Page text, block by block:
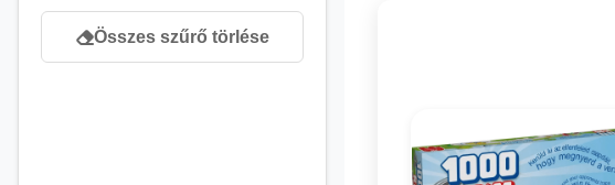
7 éves kortól 53
Összes szűrő törlése